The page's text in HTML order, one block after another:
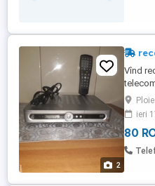
2
Vînd
ieri
80